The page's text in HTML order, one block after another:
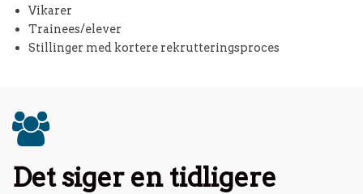
Vikarer
Trainees/elever
Stillinger med kortere rekrutteringsproces
Det siger en tidligere